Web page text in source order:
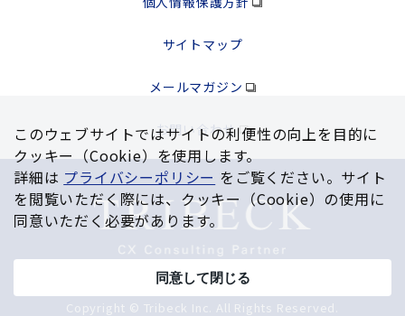
サイトマップ
メールマガジン
お問い合わせ
Copyright © Tribeck Inc. All Rights Reserved.
このウェブサイトではサイトの利便性の向上を⽬的に
クッキー（Cookie）を使⽤します。
詳細は プライバシーポリシー をご覧ください。サイト
を閲覧いただく際には、クッキー（Cookie）の使⽤に
同意いただく必要があります。
同意して閉じる